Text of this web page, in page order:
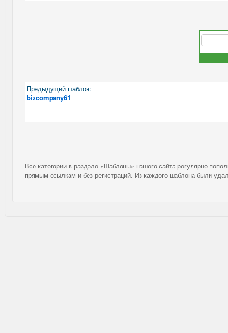
Предыдущий шаблон:
bizcompany61
Все категории в разделе «Шаблоны» нашего сайта регулярно
прямым ссылкам и без регистраций. Из каждого шаблона были